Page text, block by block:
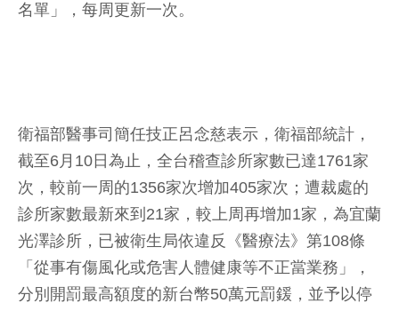
名單」，每周更新一次。
衛福部醫事司簡任技正呂念慈表示，衛福部統計，
截至6月10日為止，全台稽查診所家數已達1761家
次，較前一周的1356家次增加405家次；遭裁處的
診所家數最新來到21家，較上周再增加1家，為宜蘭
光澤診所，已被衛生局依違反《醫療法》第108條
「從事有傷風化或危害人體健康等不正當業務」，
分別開罰最高額度的新台幣50萬元罰鍰，並予以停